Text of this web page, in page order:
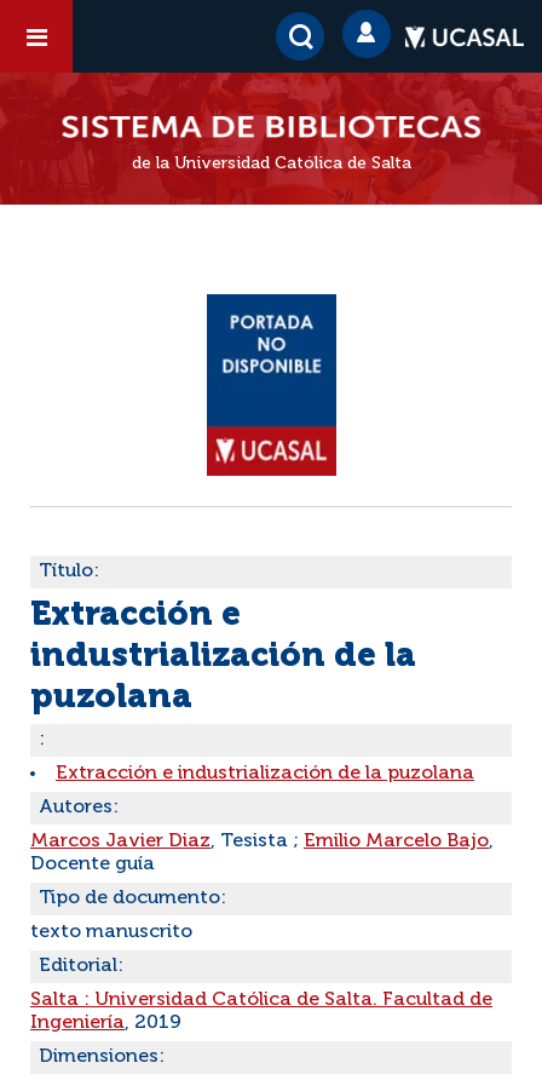
de la Universidad Católica de Salta
Título:
Extracción e
industrialización de la
puzolana
:
Extracción e industrialización de la puzolana
Autores:
Marcos Javier Diaz, Tesista ; Emilio Marcelo Bajo,
Docente guía
Tipo de documento:
texto manuscrito
Editorial:
Salta : Universidad Católica de Salta. Facultad de
Ingeniería, 2019
Dimensiones: